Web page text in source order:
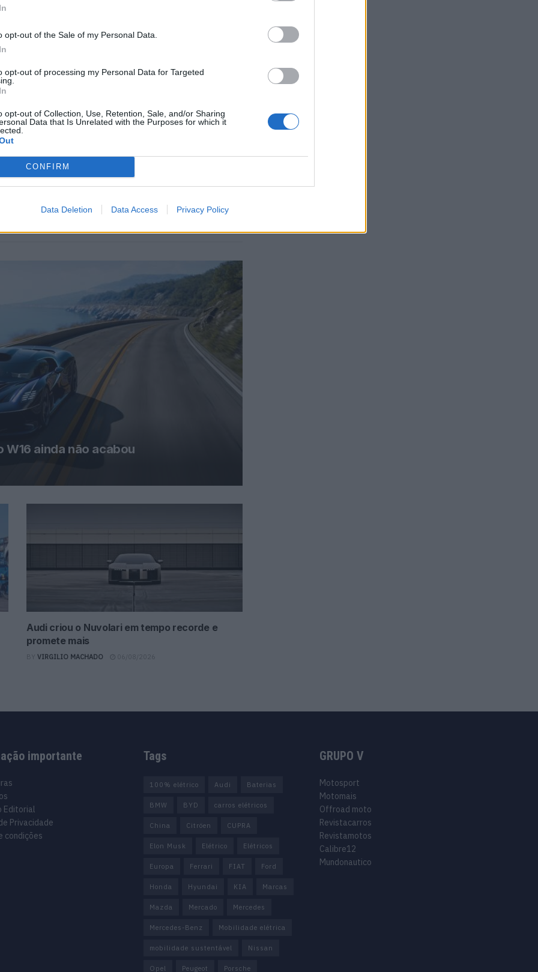
opt-out of the Sale of my Personal Data.
opt-out of processing my Personal Data for Targeted
opt-out of Collection, Use, Retention, Sale, and/or Sharing
Data that Is Unrelated with the Purposes for which it
CONFIRM
Data Deletion Data Access Privacy Policy
é a principal fábrica da Bosch para unidades de
e de combustão, e conta com cerca de 1.400
EUA Indústria automóvel Nexperia
Países Baixos
Wingtech
ainda não acabou
Audi criou o Nuvolari em tempo recorde e
promete mais
BY VIRGILIO MACHADO
importante
Editorial
Privacidade
condições
Tags
100% elétrico Audi Baterias
BMW BYD carros elétricos
China Citröen CUPRA
Elon Musk Elétrico Elétricos
Europa Ferrari FIAT Ford
Honda Hyundai KIA Marcas
Mazda Mercado Mercedes
Mercedes-Benz Mobilidade elétrica
mobilidade sustentável Nissan
Opel Peugeot Porsche
GRUPO V
Motosport
Motomais
Offroad moto
Revistacarros
Revistamotos
Calibre12
Mundonautico